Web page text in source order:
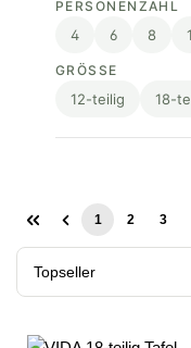
PERSONENZAHL
4 6 8
GRÖSSE
12-teilig 18-
Seite
1
Seite
2 3